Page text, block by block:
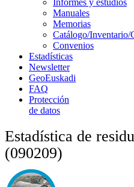
Manuales
Memorias
Catálogo/Inventario/
Convenios
Estadísticas
Newsletter
GeoEuskadi
FAQ
Protección
de datos
Estadística de
(090209)